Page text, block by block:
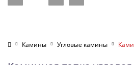
Камины Угловые камины